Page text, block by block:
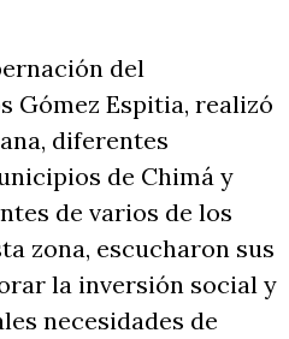
del
Gómez Espitia, realizó
diferentes
de Chimá y
de varios de los
zona, escucharon sus
la inversión social y
necesidades de